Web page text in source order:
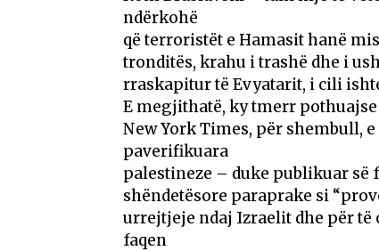
ndërkohë
që terroristët e Hamasit hanë
tronditës, krahu i trashë dhe i
rraskapitur të Evyatarit, i cili
E megjithatë, ky tmerr
New York Times, për shembull,
paverifikuara
palestineze – duke publikuar
shëndetësore paraprake si
urrejtjeje ndaj Izraelit dhe për të
faqen